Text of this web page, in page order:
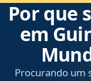
Por que
em
Procurando um